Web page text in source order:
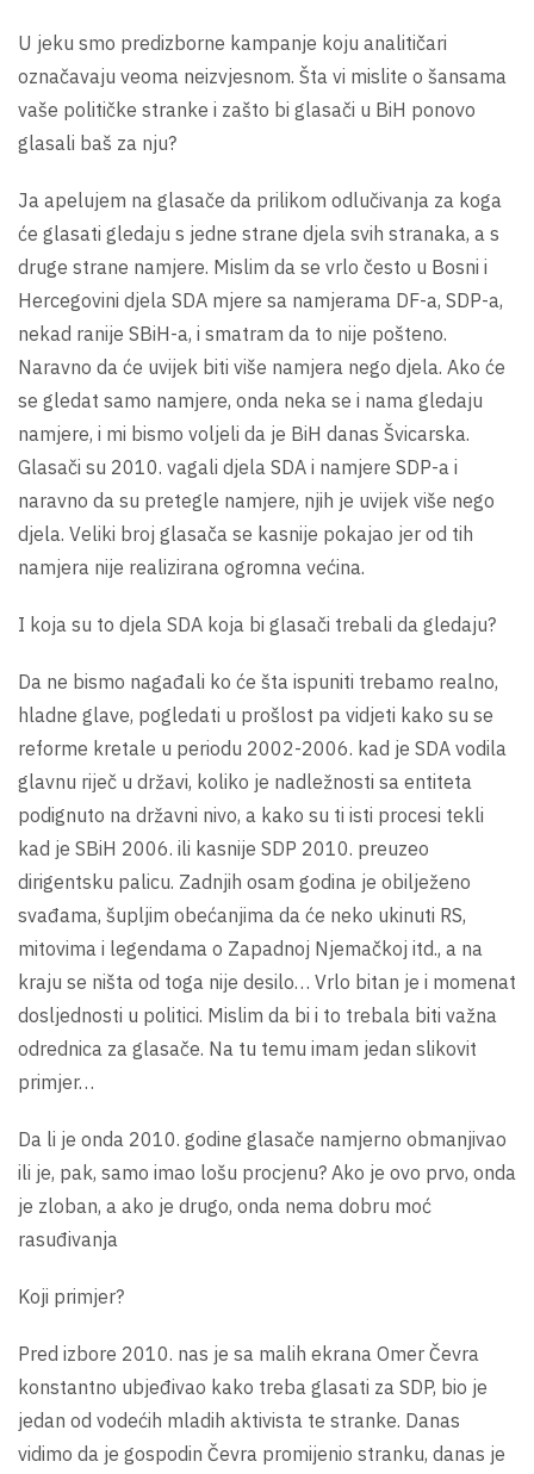
U jeku smo predizborne kampanje koju analitičari
označavaju veoma neizvjesnom. Šta vi mislite o šansama
vaše političke stranke i zašto bi glasači u BiH ponovo
glasali baš za nju?
Ja apelujem na glasače da prilikom odlučivanja za koga
će glasati gledaju s jedne strane djela svih stranaka, a s
druge strane namjere. Mislim da se vrlo često u Bosni i
Hercegovini djela SDA mjere sa namjerama DF-a, SDP-a,
nekad ranije SBiH-a, i smatram da to nije pošteno.
Naravno da će uvijek biti više namjera nego djela. Ako će
se gledat samo namjere, onda neka se i nama gledaju
namjere, i mi bismo voljeli da je BiH danas Švicarska.
Glasači su 2010. vagali djela SDA i namjere SDP-a i
naravno da su pretegle namjere, njih je uvijek više nego
djela. Veliki broj glasača se kasnije pokajao jer od tih
namjera nije realizirana ogromna većina.
I koja su to djela SDA koja bi glasači trebali da gledaju?
Da ne bismo nagađali ko će šta ispuniti trebamo realno,
hladne glave, pogledati u prošlost pa vidjeti kako su se
reforme kretale u periodu 2002-2006. kad je SDA vodila
glavnu riječ u državi, koliko je nadležnosti sa entiteta
podignuto na državni nivo, a kako su ti isti procesi tekli
kad je SBiH 2006. ili kasnije SDP 2010. preuzeo
dirigentsku palicu. Zadnjih osam godina je obilježeno
svađama, šupljim obećanjima da će neko ukinuti RS,
mitovima i legendama o Zapadnoj Njemačkoj itd., a na
kraju se ništa od toga nije desilo… Vrlo bitan je i momenat
dosljednosti u politici. Mislim da bi i to trebala biti važna
odrednica za glasače. Na tu temu imam jedan slikovit
primjer…
Da li je onda 2010. godine glasače namjerno obmanjivao
ili je, pak, samo imao lošu procjenu? Ako je ovo prvo, onda
je zloban, a ako je drugo, onda nema dobru moć
rasuđivanja
Koji primjer?
Pred izbore 2010. nas je sa malih ekrana Omer Čevra
konstantno ubjeđivao kako treba glasati za SDP, bio je
jedan od vodećih mladih aktivista te stranke. Danas
vidimo da je gospodin Čevra promijenio stranku, danas je